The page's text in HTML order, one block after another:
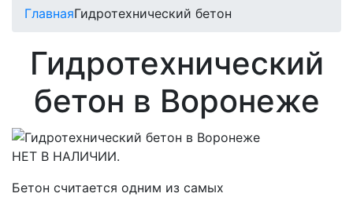
ГлавнаяГидротехнический бетон
Гидротехнический
бетон в Воронеже
НЕТ В НАЛИЧИИ.
Бетон считается одним из самых